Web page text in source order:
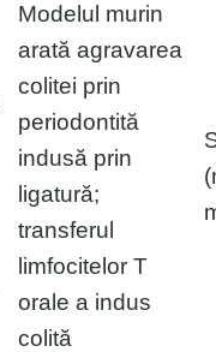
Modelul murin
arată agravarea
colitei prin
periodontită
indusă prin
ligatură;
transferul
limfocitelor T
orale a indus
colită